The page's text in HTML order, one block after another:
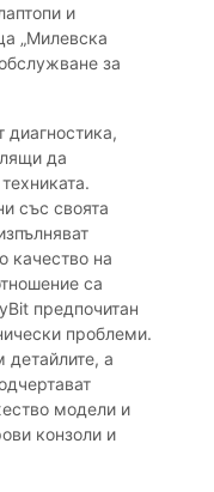
и
„Милевска
за
диагностика,
да
със своята
качество на
са
предпочитан
проблеми.
детайлите, а
модели и
конзоли и